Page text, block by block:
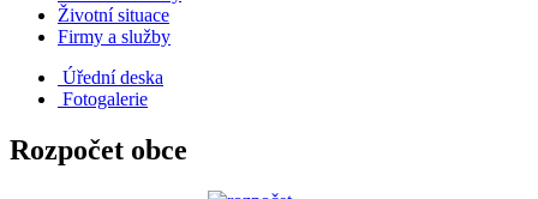
Životní situace
Firmy a služby
Úřední deska
Fotogalerie
Rozpočet obce